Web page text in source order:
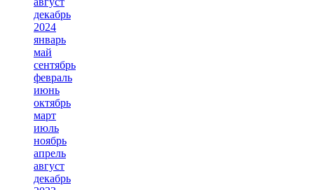
декабрь
2024
январь
май
сентябрь
февраль
июнь
октябрь
март
июль
ноябрь
апрель
август
декабрь